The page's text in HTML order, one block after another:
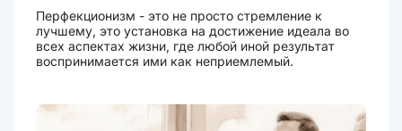
Перфекционизм - это не просто стремление к
лучшему, это установка на достижение идеала во
всех аспектах жизни, где любой иной результат
воспринимается ими как неприемлемый.